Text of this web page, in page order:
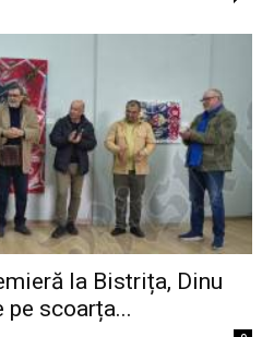
la Bistrița, Dinu
scoarța...